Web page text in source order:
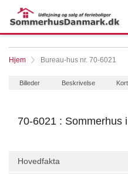
Hjem Bureau-hus nr. 70-6021
Billeder Beskrivelse Kort
70-6021 : Sommerhus
Hovedfakta